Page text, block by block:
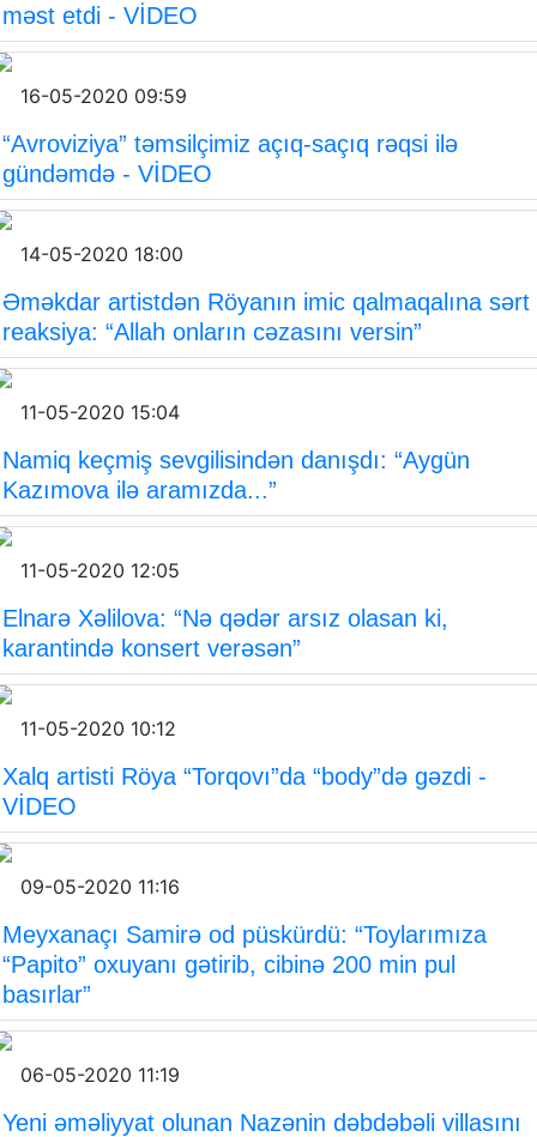
məst etdi - VİDEO
16-05-2020 09:59
“Avroviziya” təmsilçimiz açıq-saçıq rəqsi ilə
gündəmdə - VİDEO
14-05-2020 18:00
Əməkdar artistdən Röyanın imic qalmaqalına sərt
reaksiya: “Allah onların cəzasını versin”
11-05-2020 15:04
Namiq keçmiş sevgilisindən danışdı: “Aygün
Kazımova ilə aramızda...”
11-05-2020 12:05
Elnarə Xəlilova: “Nə qədər arsız olasan ki,
karantində konsert verəsən”
11-05-2020 10:12
Xalq artisti Röya “Torqovı”da “body”də gəzdi -
VİDEO
09-05-2020 11:16
Meyxanaçı Samirə od püskürdü: “Toylarımıza
“Papito” oxuyanı gətirib, cibinə 200 min pul
basırlar”
06-05-2020 11:19
Yeni əməliyyat olunan Nazənin dəbdəbəli villasını